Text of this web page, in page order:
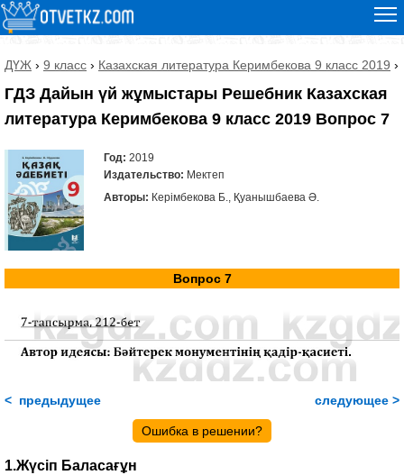
ДҮЖ › 9 класс › Казахская литература Керимбекова 9 класс 2019 ›
ГДЗ Дайын үй жұмыстары Решебник Казахская
литература Керимбекова 9 класс 2019 Вопрос 7
Год: 2019
Издательство: Мектеп
Авторы: Керімбекова Б., Қуанышбаева Ә.
Вопрос 7
< предыдущее следующее >
Ошибка в решении?
1.Жүсіп Баласағұн